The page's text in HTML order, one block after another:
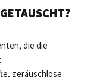
die die
geräuschlose